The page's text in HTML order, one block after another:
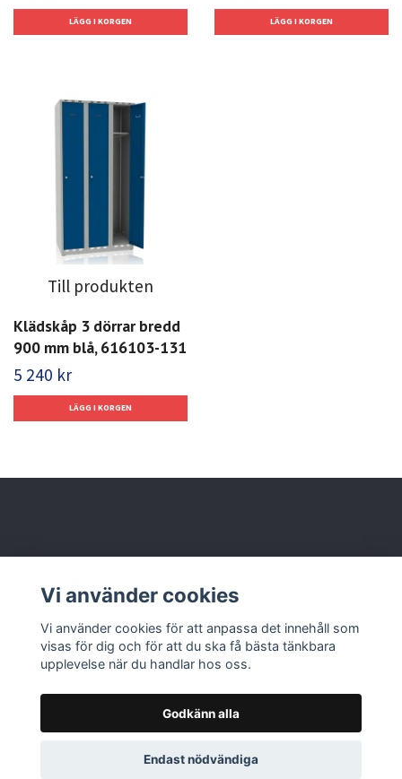
Till produkten
Klädskåp 3 dörrar bredd
900 mm blå, 616103-131
5 240 kr
Läs mer
© 2026 Nolbox AB
Vi använder cookies
Vi använder cookies för att anpassa det innehåll som
visas för dig och för att du ska få bästa tänkbara
upplevelse när du handlar hos oss.
Godkänn alla
Endast nödvändiga